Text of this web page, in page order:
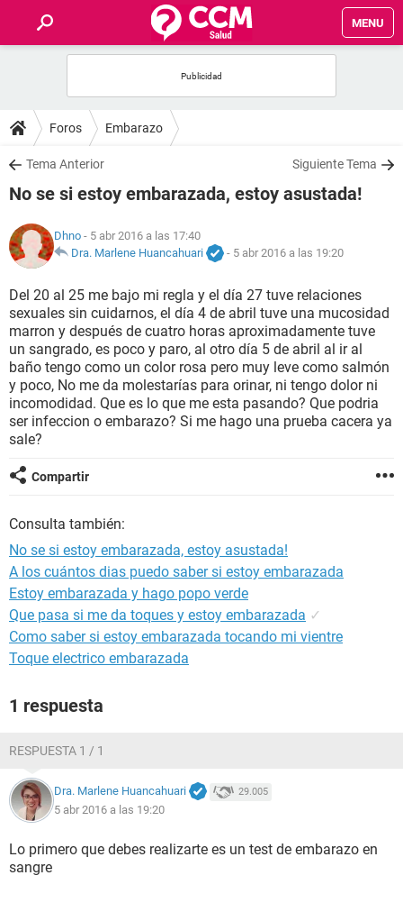
MENU
FOROS
SALUD
NUTRICIÓN
BIENESTAR
SEXUALIDAD
GLOSARIO
Foros Embarazo
Tema Anterior Siguiente Tema
No se si estoy embarazada, estoy asustada!
Dhno - 5 abr 2016 a las 17:40
Dra. Marlene Huancahuari
- 5 abr 2016 a las 19:20
Del 20 al 25 me bajo mi regla y el día 27 tuve relaciones
sexuales sin cuidarnos, el día 4 de abril tuve una mucosidad
marron y después de cuatro horas aproximadamente tuve
un sangrado, es poco y paro, al otro día 5 de abril al ir al
baño tengo como un color rosa pero muy leve como salmón
y poco, No me da molestarías para orinar, ni tengo dolor ni
incomodidad. Que es lo que me esta pasando? Que podria
ser infeccion o embarazo? Si me hago una prueba cacera ya
sale?
Compartir
Consulta también:
No se si estoy embarazada, estoy asustada!
A los cuántos dias puedo saber si estoy embarazada
Estoy embarazada y hago popo verde
Que pasa si me da toques y estoy embarazada ✓
Como saber si estoy embarazada tocando mi vientre
Toque electrico embarazada
1 respuesta
RESPUESTA 1 / 1
Dra. Marlene Huancahuari 29.005
5 abr 2016 a las 19:20
Lo primero que debes realizarte es un test de embarazo en
sangre